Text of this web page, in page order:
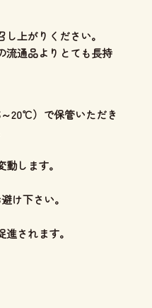
上がりください。
流通品よりとても長持
20℃）で保管いただき
します。
け下さい。
されます。